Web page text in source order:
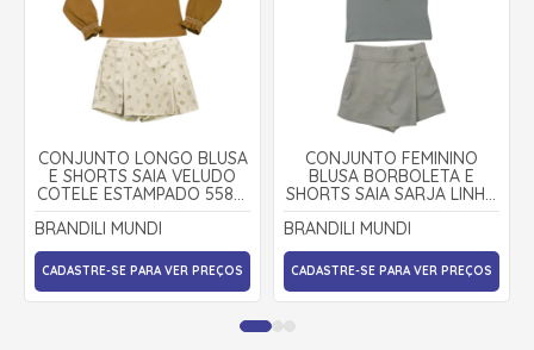
CONJUNTO LONGO BLUSA
E SHORTS SAIA VELUDO
COTELE ESTAMPADO 55851
- BRANDILI MUNDI
BRANDILI MUNDI
CADASTRE-SE PARA VER PREÇOS
CONJUNTO FEMININO
BLUSA BORBOLETA E
SHORTS SAIA SARJA LINHO
27007 - BRANDILI MUNDI
BRANDILI MUNDI
CADASTRE-SE PARA VER PREÇOS